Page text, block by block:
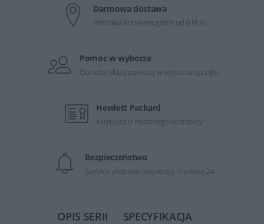
Darmowa dostawa
Dostawa kurierem gratis od 0 PLN
Pomoc w wyborze
Doradcy służą pomocą w wyborze sprzętu
Hewlett Packard
Kupujesz u zaufanego dostawcy
Bezpieczeństwo
Szybkie płatności wspierają Przelewy24
OPIS SERII
SPECYFIKACJA